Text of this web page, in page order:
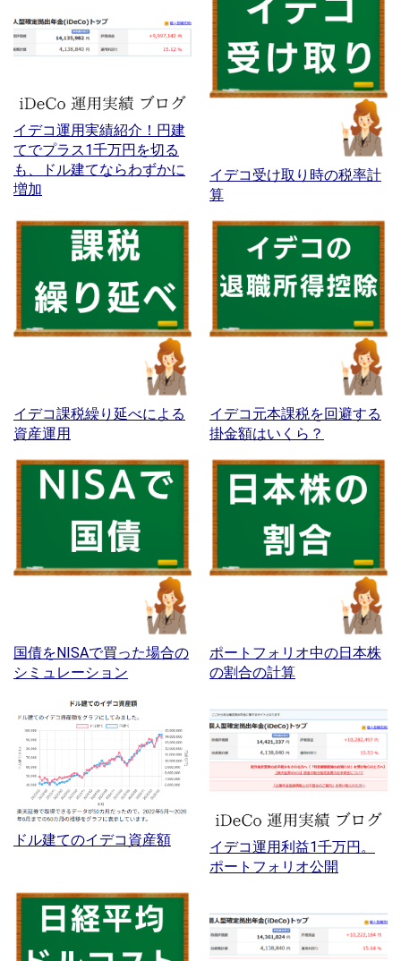
イデコ運用実績紹介！円建
てでプラス1千万円を切る
も、ドル建てならわずかに
増加
イデコ受け取り時の税率計
算
イデコ課税繰り延べによる
資産運用
イデコ元本課税を回避する
掛金額はいくら？
国債をNISAで買った場合の
シミュレーション
ポートフォリオ中の日本株
の割合の計算
ドル建てのイデコ資産額
イデコ運用利益1千万円。
ポートフォリオ公開